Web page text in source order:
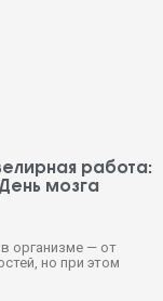
работа:
мозга
организме — от
но при этом